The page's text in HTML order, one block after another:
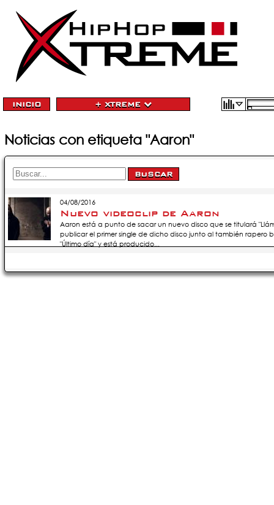
INICIO + XTREME
Noticias con etiqueta "Aaron"
04/08/2016
Nuevo videoclip de Aaron
Aaron está a punto de sacar un nuevo disco que se titulará
publicar el primer single de dicho disco junto al también rapero
"Último día" y está producido...